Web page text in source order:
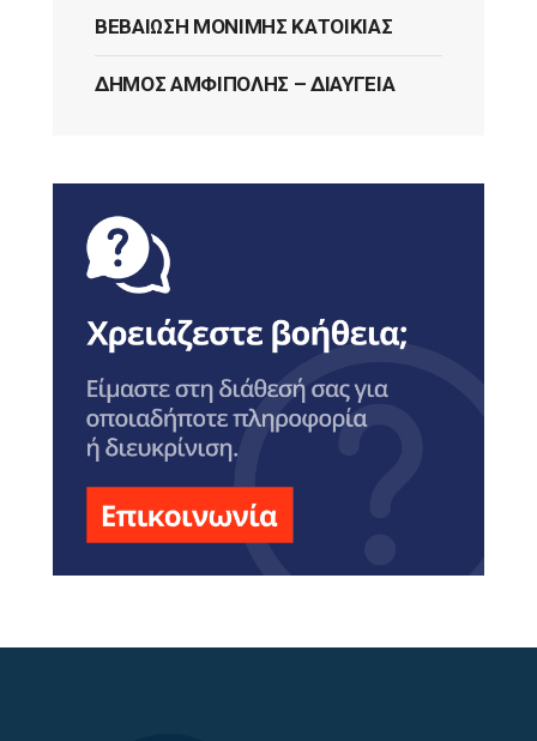
ΒΕΒΑΊΩΣΗ ΜΌΝΙΜΗΣ ΚΑΤΟΙΚΊΑΣ
ΔΉΜΟΣ ΑΜΦΊΠΟΛΗΣ – ΔΙΑΎΓΕΙΑ